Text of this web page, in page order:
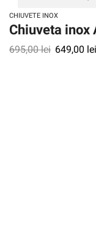
CHIUVETE INOX
Chiuveta inox
695,00lei 649,00 lei